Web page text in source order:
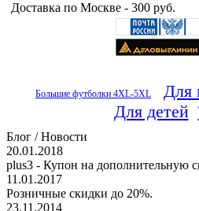
Доставка по Москве - 300 руб.
Большие футболки 4XL-5XL Для
Для детей
Блог / Новости
20.01.2018
plus3 - Купон на дополнительную
11.01.2017
Розничные скидки до 20%.
23.11.2014